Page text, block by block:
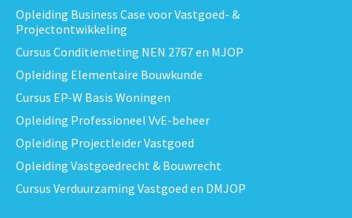
Opleiding Business Case voor Vastgoed- &
Projectontwikkeling
Cursus Conditiemeting NEN 2767 en MJOP
Opleiding Elementaire Bouwkunde
Cursus EP-W Basis Woningen
Opleiding Professioneel VvE-beheer
Opleiding Projectleider Vastgoed
Opleiding Vastgoedrecht & Bouwrecht
Cursus Verduurzaming Vastgoed en DMJOP